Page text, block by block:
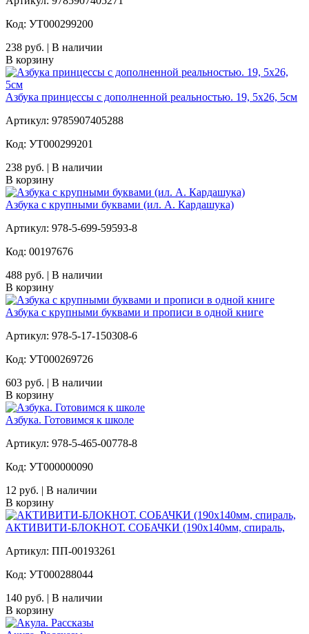
Код: УТ000299200
238 руб. | В наличии
В корзину
Азбука принцессы с дополненной реальностью. 19, 5х26, 5см
Артикул: 9785907405288
Код: УТ000299201
238 руб. | В наличии
В корзину
Азбука с крупными буквами (ил. А. Кардашука)
Артикул: 978-5-699-59593-8
Код: 00197676
488 руб. | В наличии
В корзину
Азбука с крупными буквами и прописи в одной книге
Артикул: 978-5-17-150308-6
Код: УТ000269726
603 руб. | В наличии
В корзину
Азбука. Готовимся к школе
Артикул: 978-5-465-00778-8
Код: УТ000000090
12 руб. | В наличии
В корзину
АКТИВИТИ-БЛОКНОТ. СОБАЧКИ (190х140мм, спираль,
Артикул: ПП-00193261
Код: УТ000288044
140 руб. | В наличии
В корзину